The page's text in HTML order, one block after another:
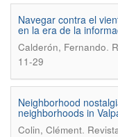
Navegar contra el
en la era de la
Calderón, Fernando.
11-29
Neighborhood
neighborhoods in
Colin, Clément.